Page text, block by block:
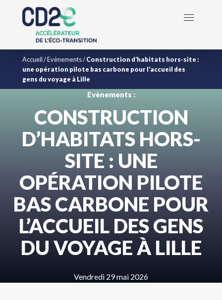
Accueil/Evènements/Construction d’habitats hors-site :
une opération pilote bas carbone pour l’accueil des
gens du voyage à Lille
Evènements :
CONSTRUCTION
D’HABITATS HORS-
SITE : UNE
OPÉRATION PILOTE
BAS CARBONE POUR
L’ACCUEIL DES GENS
DU VOYAGE À LILLE
Vendredi 29 mai 2026